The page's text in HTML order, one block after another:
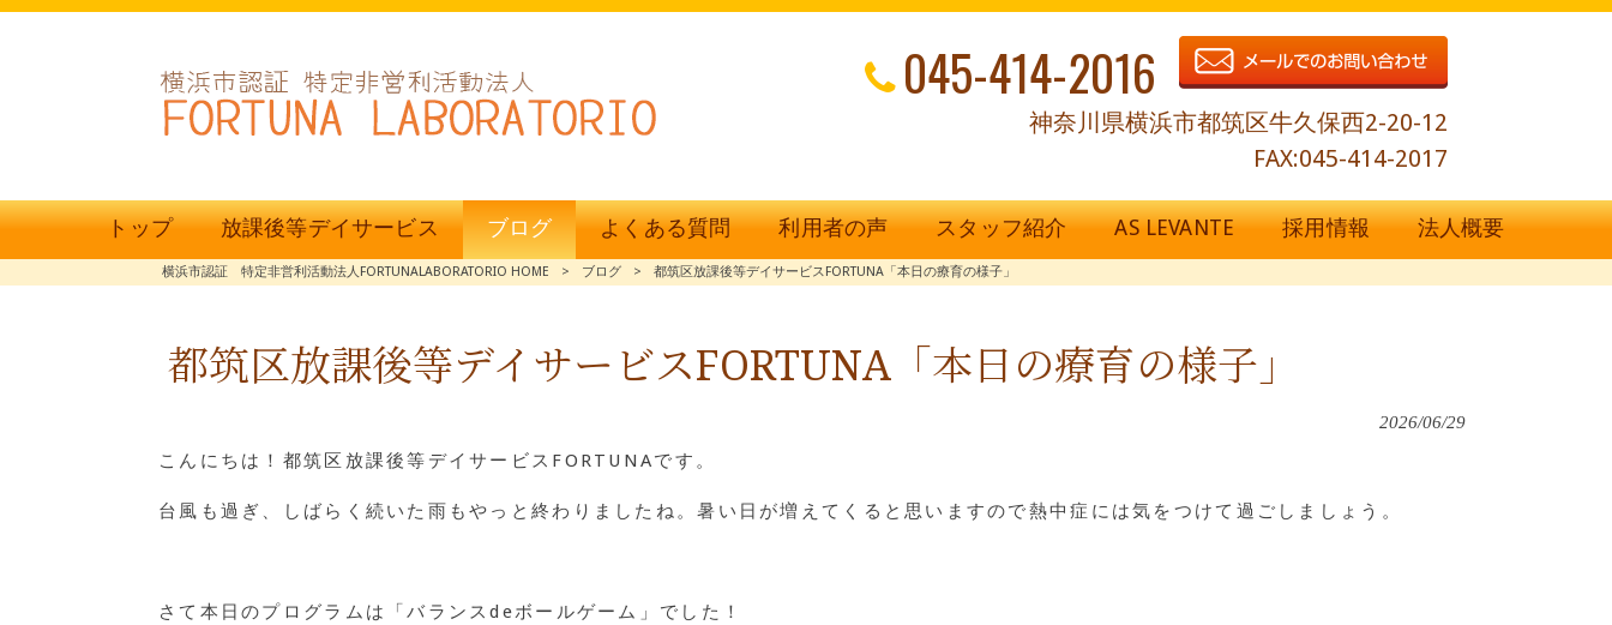
045-414-2016
神奈川県横浜市都筑区牛久保西2-20-12
FAX:045-414-2017
トップ 放課後等デイサービス ブログ よくある質問 利用者の声 スタッフ紹介 AS LEVANTE 採用情報 法人概要
横浜市認証 特定非営利活動法人FORTUNALABORATORIO HOME > ブログ > 都筑区放課後等デイサービスFORTUNA「本日の療育の様子」
都筑区放課後等デイサービスFORTUNA「本日の療育の様子」
2026/06/29
こんにちは！都筑区放課後等デイサービスFORTUNAです。
台風も過ぎ、しばらく続いた雨もやっと終わりましたね。暑い日が増えてくると思いますので熱中症には気をつけて過ごしましょう。
さて本日のプログラムは「バランスdeボールゲーム」でした！